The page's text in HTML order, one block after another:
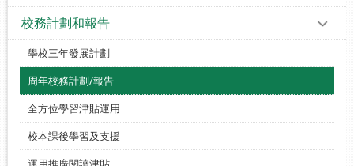
校務計劃和報告
學校三年發展計劃
周年校務計劃/報告
全方位學習津貼運用
校本課後學習及支援